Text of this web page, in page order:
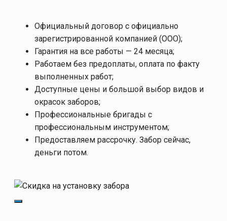
Официальный договор с официально
зарегистрированной компанией (ООО);
Гарантия на все работы — 24 месяца;
Работаем без предоплаты, оплата по факту
выполненных работ;
Доступные цены и большой выбор видов и
окрасок заборов;
Профессиональные бригады с
профессиональным инструментом;
Предоставляем рассрочку. Забор сейчас,
деньги потом.